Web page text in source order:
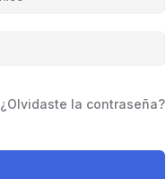
¿Olvidaste la contraseña?